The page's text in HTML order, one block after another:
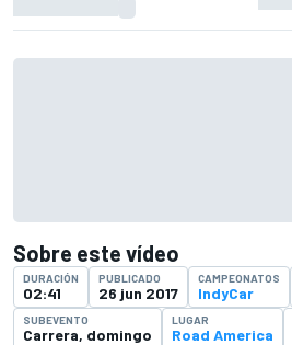
Sobre este vídeo
DURACIÓN
02:41
PUBLICADO
26 jun 2017
CAMPEONATOS
IndyCar
SUBEVENTO
Carrera, domingo
LUGAR
Road America